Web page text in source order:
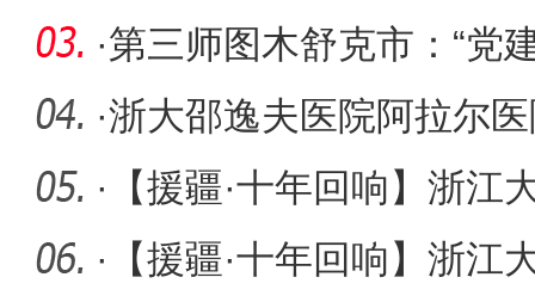
医院举
·第三师图木舒克市：“党
花生产
·浙大邵逸夫医院阿拉尔
施高难度
·
【援疆·十年回响】浙江
式”援疆
·
【援疆·十年回响】浙江